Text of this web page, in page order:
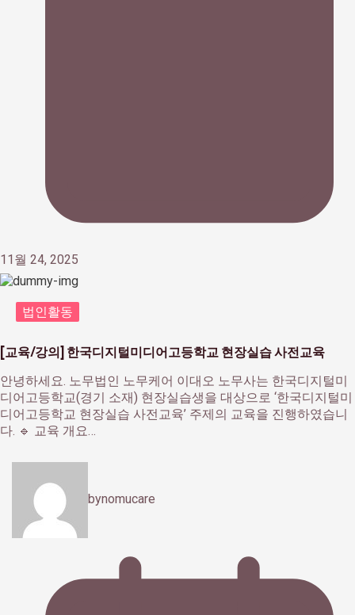
11월 24, 2025
법인활동
[교육/강의] 한국디지털미디어고등학교 현장실습 사전교육
안녕하세요. 노무법인 노무케어 이대오 노무사는 한국디지털미
디어고등학교(경기 소재) 현장실습생을 대상으로 ‘한국디지털미
디어고등학교 현장실습 사전교육’ 주제의 교육을 진행하였습니
다. 🔹 교육 개요…
bynomucare